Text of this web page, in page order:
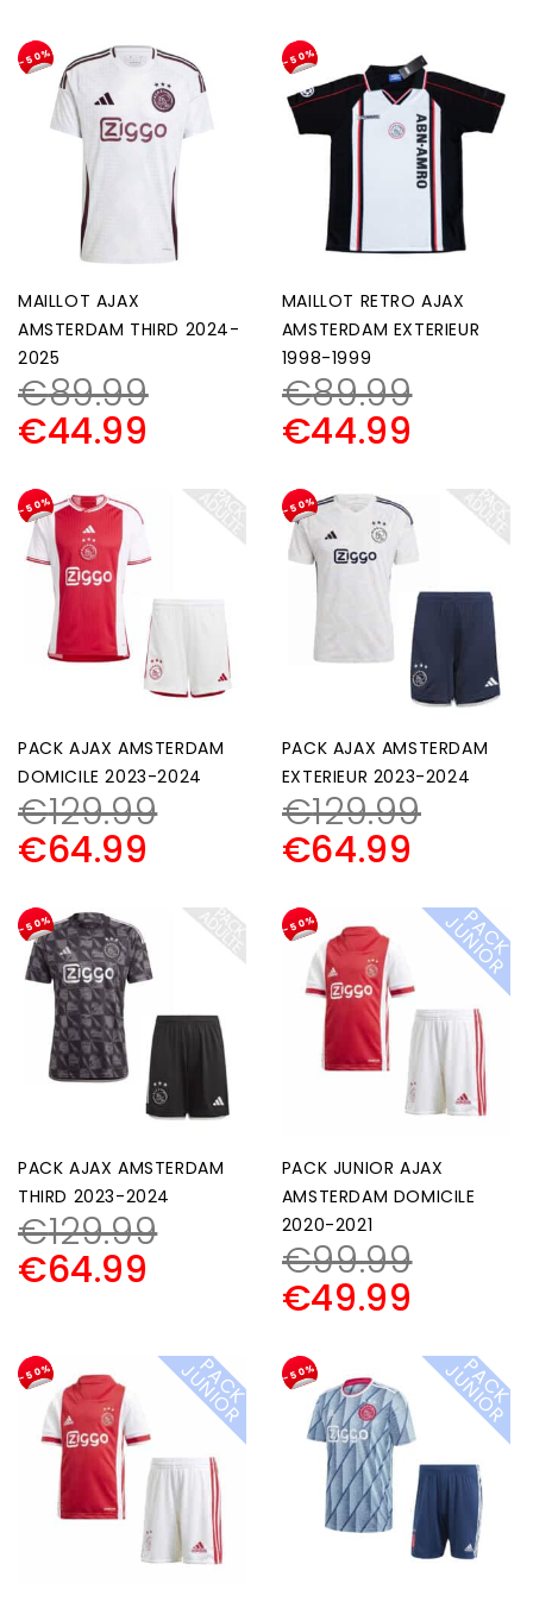
-50%
MAILLOT AJAX
AMSTERDAM THIRD 2024-
2025
€89.99
€44.99
-50%
MAILLOT RETRO AJAX
AMSTERDAM EXTERIEUR
1998-1999
€89.99
€44.99
-50%
PACK AJAX AMSTERDAM
DOMICILE 2023-2024
€129.99
€64.99
-50%
PACK AJAX AMSTERDAM
EXTERIEUR 2023-2024
€129.99
€64.99
-50%
PACK AJAX AMSTERDAM
THIRD 2023-2024
€129.99
€64.99
-50% P
A
C
K
J
U
N
I
O
R
PACK JUNIOR AJAX
AMSTERDAM DOMICILE
2020-2021
€99.99
€49.99
-50% P
A
C
K
J
U
N
I
O
R -50% P
A
C
K
J
U
N
I
O
R